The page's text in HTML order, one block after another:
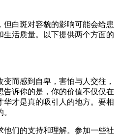
白斑对容貌的影响可能会给患
活质量。以下提供两个方面的
而感到自卑，害怕与人交往，
诉你的是，你的价值不仅仅在
才是真的吸引人的地方。要相
们的支持和理解。参加一些社